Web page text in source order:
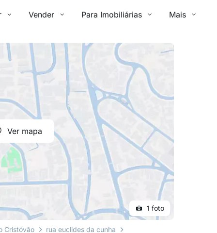
Vender Para Imobiliárias Mais
Ver mapa
1 foto
Cristóvão
rua euclides da cunha